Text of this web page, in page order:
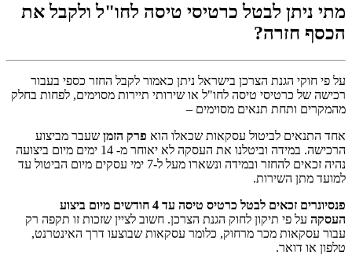
מתי ניתן לבטל כרטיסי טיסה לחו"ל ולקבל את
הכסף חזרה?
על פי חוקי הגנת הצרכן בישראל ניתן כאמור לקבל החזר כספי בעבור
רכישה של כרטיסי טיסה לחו"ל או שירותי תיירות מסוימים, לפחות בחלק
מהמקרים ותחת תנאים מסוימים –
אחד התנאים לביטול עסקאות שכאלו הוא פרק הזמן שעבר מביצוע
הרכישה. במידה וביטלנו את העסקה לא יאוחר מ- 14 ימים מיום ביצועה
נהיה זכאים להחזר ובמידה ונשארו מעל ל-7 ימי עסקים מיום הביטול עד
למועד מתן השירות.
פנסיונרים זכאים לבטל כרטיס טיסה עד 4 חודשים מיום ביצוע
העסקה על פי תיקון לחוק הגנת הצרכן. חשוב לציין שזכות זו תקפה רק
עבור עסקאות מכר מרחוק, כלומר עסקאות שבוצעו דרך האינטרנט,
טלפון או דואר.